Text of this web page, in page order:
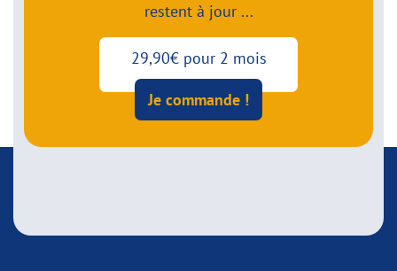
restent à jour ...
29,90€ pour 2 mois
Je commande !